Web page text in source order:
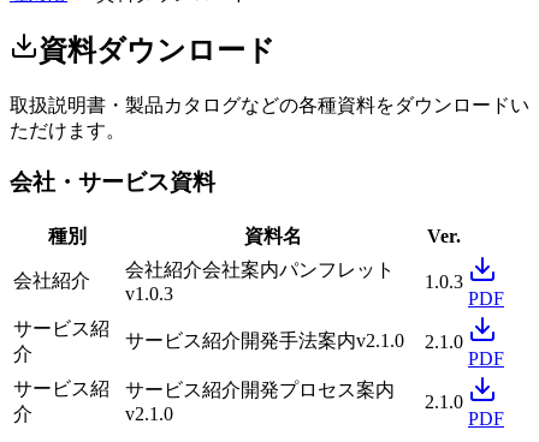
資料ダウンロード
取扱説明書・製品カタログなどの各種資料をダウンロードい
ただけます。
会社・サービス資料
種別 資料名 Ver.
会社紹介
会社紹介会社案内パンフレット
v1.0.3
1.0.3
PDF
サービス紹
介
サービス紹介開発手法案内v2.1.0
2.1.0
PDF
サービス紹
介
サービス紹介開発プロセス案内
v2.1.0
2.1.0
PDF